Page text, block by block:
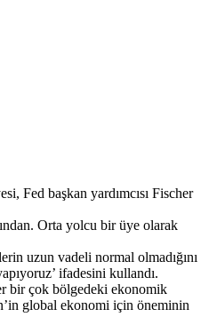
Fed başkan yardımcısı Fischer
Orta yolcu bir üye olarak
uzun vadeli normal olmadığını
ifadesini kullandı.
bir çok bölgedeki ekonomik
global ekonomi için öneminin